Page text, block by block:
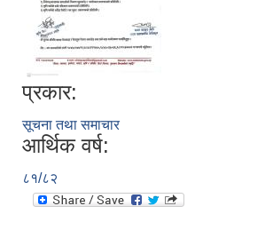
प्रकार:
सूचना तथा समाचार
आर्थिक वर्ष:
८१/८२